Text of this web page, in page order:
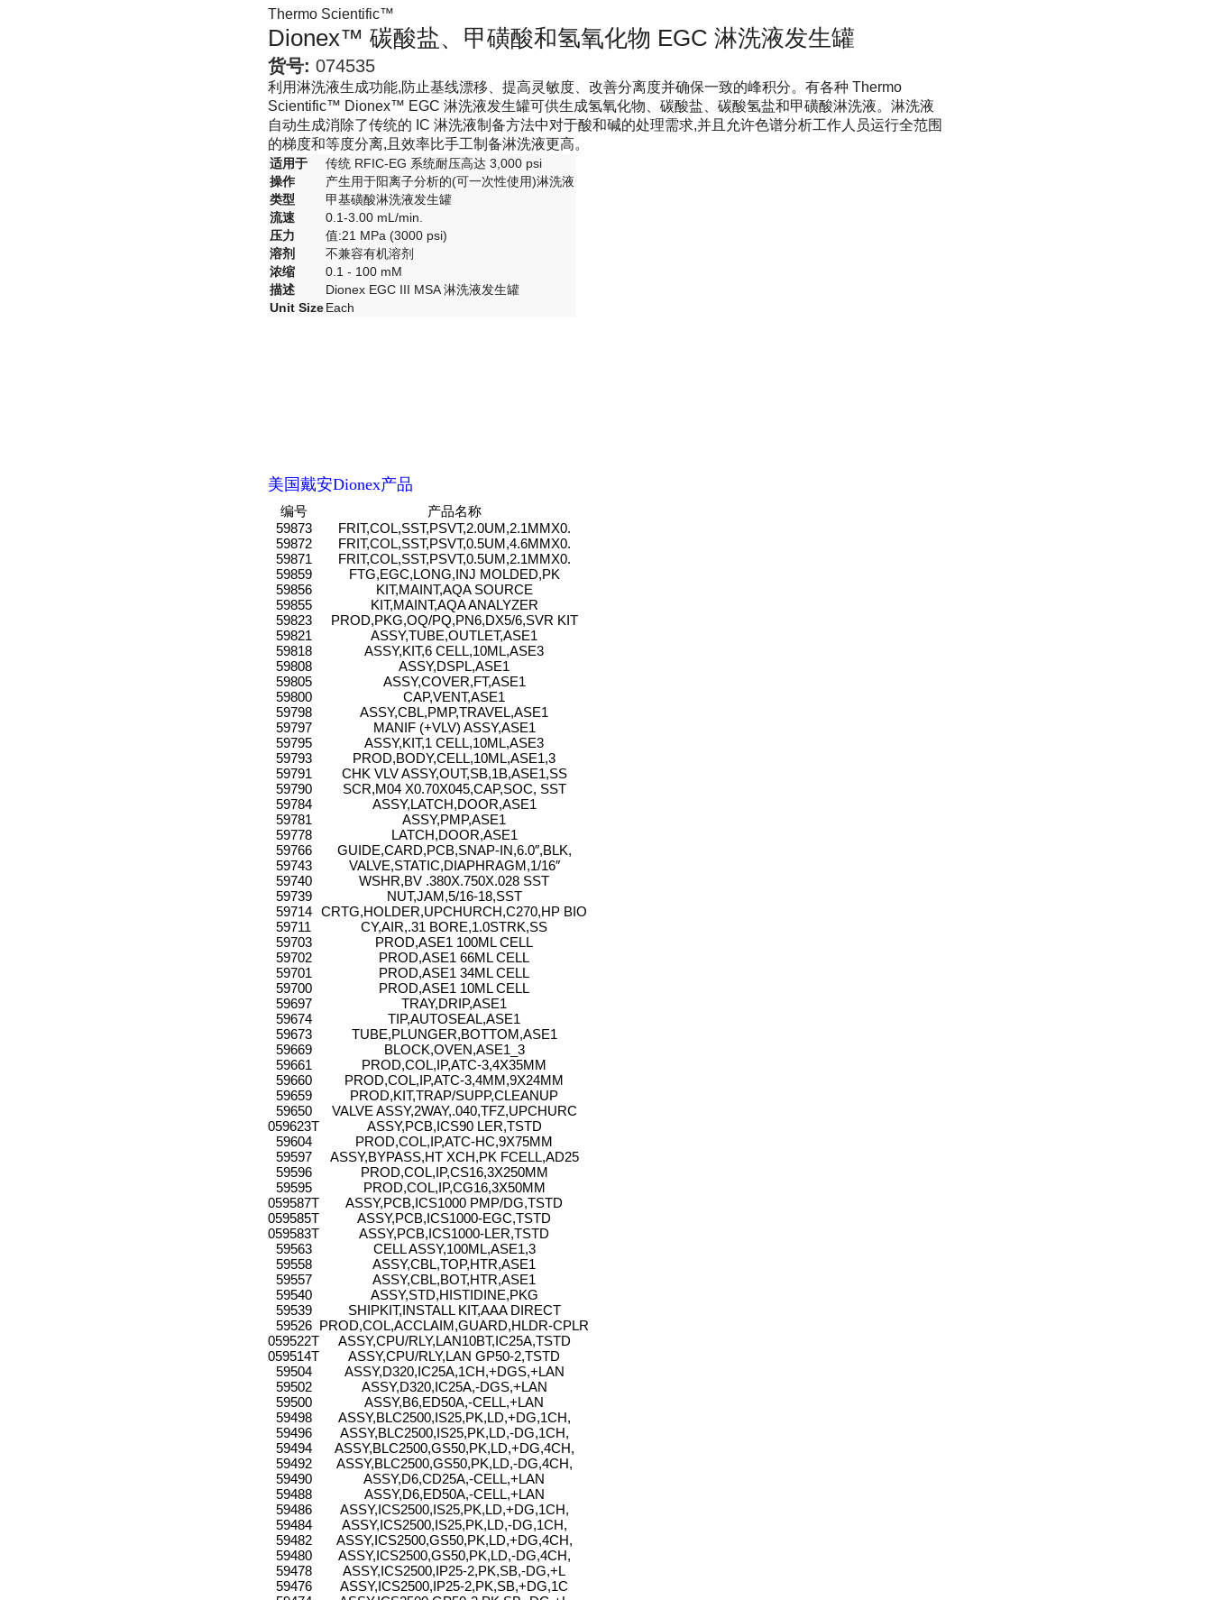
Thermo Scientific™
Dionex™ 碳酸盐、甲磺酸和氢氧化物 EGC 淋洗液发生罐
货号: 074535
利用淋洗液生成功能,防止基线漂移、提高灵敏度、改善分离度并确保一致的峰积分。有各种 Thermo
Scientific™ Dionex™ EGC 淋洗液发生罐可供生成氢氧化物、碳酸盐、碳酸氢盐和甲磺酸淋洗液。淋洗液
自动生成消除了传统的 IC 淋洗液制备方法中对于酸和碱的处理需求,并且允许色谱分析工作人员运行全范围
的梯度和等度分离,且效率比手工制备淋洗液更高。
适用于
传统 RFIC-EG 系统耐压高达 3,000 psi
操作
产生用于阳离子分析的(可一次性使用)淋洗液
类型
甲基磺酸淋洗液发生罐
流速
0.1-3.00 mL/min.
压力
值:21 MPa (3000 psi)
溶剂
不兼容有机溶剂
浓缩
0.1 - 100 mM
描述
Dionex EGC III MSA 淋洗液发生罐
Unit SizeEach
美国戴安Dionex产品
编号
产品名称
59873
FRIT,COL,SST,PSVT,2.0UM,2.1MMX0.
59872
FRIT,COL,SST,PSVT,0.5UM,4.6MMX0.
59871
FRIT,COL,SST,PSVT,0.5UM,2.1MMX0.
59859
FTG,EGC,LONG,INJ MOLDED,PK
59856
KIT,MAINT,AQA SOURCE
59855
KIT,MAINT,AQA ANALYZER
59823
PROD,PKG,OQ/PQ,PN6,DX5/6,SVR KIT
59821
ASSY,TUBE,OUTLET,ASE1
59818
ASSY,KIT,6 CELL,10ML,ASE3
59808
ASSY,DSPL,ASE1
59805
ASSY,COVER,FT,ASE1
59800
CAP,VENT,ASE1
59798
ASSY,CBL,PMP,TRAVEL,ASE1
59797
MANIF (+VLV) ASSY,ASE1
59795
ASSY,KIT,1 CELL,10ML,ASE3
59793
PROD,BODY,CELL,10ML,ASE1,3
59791
CHK VLV ASSY,OUT,SB,1B,ASE1,SS
59790
SCR,M04 X0.70X045,CAP,SOC, SST
59784
ASSY,LATCH,DOOR,ASE1
59781
ASSY,PMP,ASE1
59778
LATCH,DOOR,ASE1
59766
GUIDE,CARD,PCB,SNAP-IN,6.0″,BLK,
59743
VALVE,STATIC,DIAPHRAGM,1/16″
59740
WSHR,BV .380X.750X.028 SST
59739
NUT,JAM,5/16-18,SST
59714
CRTG,HOLDER,UPCHURCH,C270,HP BIO
59711
CY,AIR,.31 BORE,1.0STRK,SS
59703
PROD,ASE1 100ML CELL
59702
PROD,ASE1 66ML CELL
59701
PROD,ASE1 34ML CELL
59700
PROD,ASE1 10ML CELL
59697
TRAY,DRIP,ASE1
59674
TIP,AUTOSEAL,ASE1
59673
TUBE,PLUNGER,BOTTOM,ASE1
59669
BLOCK,OVEN,ASE1_3
59661
PROD,COL,IP,ATC-3,4X35MM
59660
PROD,COL,IP,ATC-3,4MM,9X24MM
59659
PROD,KIT,TRAP/SUPP,CLEANUP
59650
VALVE ASSY,2WAY,.040,TFZ,UPCHURC
059623T
ASSY,PCB,ICS90 LER,TSTD
59604
PROD,COL,IP,ATC-HC,9X75MM
59597
ASSY,BYPASS,HT XCH,PK FCELL,AD25
59596
PROD,COL,IP,CS16,3X250MM
59595
PROD,COL,IP,CG16,3X50MM
059587T
ASSY,PCB,ICS1000 PMP/DG,TSTD
059585T
ASSY,PCB,ICS1000-EGC,TSTD
059583T
ASSY,PCB,ICS1000-LER,TSTD
59563
CELL ASSY,100ML,ASE1,3
59558
ASSY,CBL,TOP,HTR,ASE1
59557
ASSY,CBL,BOT,HTR,ASE1
59540
ASSY,STD,HISTIDINE,PKG
59539
SHIPKIT,INSTALL KIT,AAA DIRECT
59526 PROD,COL,ACCLAIM,GUARD,HLDR-CPLR
059522T
ASSY,CPU/RLY,LAN10BT,IC25A,TSTD
059514T
ASSY,CPU/RLY,LAN GP50-2,TSTD
59504
ASSY,D320,IC25A,1CH,+DGS,+LAN
59502
ASSY,D320,IC25A,-DGS,+LAN
59500
ASSY,B6,ED50A,-CELL,+LAN
59498
ASSY,BLC2500,IS25,PK,LD,+DG,1CH,
59496
ASSY,BLC2500,IS25,PK,LD,-DG,1CH,
59494
ASSY,BLC2500,GS50,PK,LD,+DG,4CH,
59492
ASSY,BLC2500,GS50,PK,LD,-DG,4CH,
59490
ASSY,D6,CD25A,-CELL,+LAN
59488
ASSY,D6,ED50A,-CELL,+LAN
59486
ASSY,ICS2500,IS25,PK,LD,+DG,1CH,
59484
ASSY,ICS2500,IS25,PK,LD,-DG,1CH,
59482
ASSY,ICS2500,GS50,PK,LD,+DG,4CH,
59480
ASSY,ICS2500,GS50,PK,LD,-DG,4CH,
59478
ASSY,ICS2500,IP25-2,PK,SB,-DG,+L
59476
ASSY,ICS2500,IP25-2,PK,SB,+DG,1C